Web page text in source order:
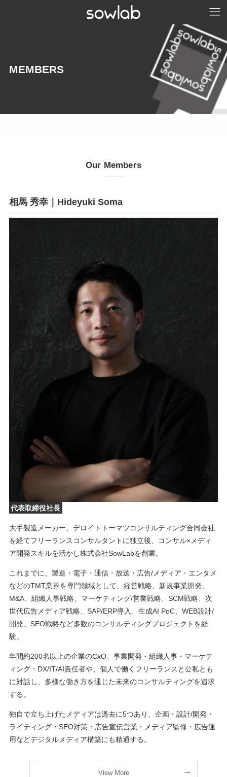
MEMBERS
Our Members
相馬 秀幸｜Hideyuki Soma
代表取締役社長
大手製造メーカー、デロイトトーマツコンサルティング合同会社
を経てフリーランスコンサルタントに独立後、コンサル×メディ
ア開発スキルを活かし株式会社SowLabを創業。
これまでに、製造・電子・通信・放送・広告/メディア・エンタメ
などのTMT業界を専門領域として、経営戦略、新規事業開発、
M&A、組織人事戦略、マーケティング/営業戦略、SCM戦略、次
世代広告メディア戦略、SAP/ERP導入、生成AI PoC、WEB設計/
開発、SEO戦略など多数のコンサルティングプロジェクトを経
験。
年間約200名以上の企業のCxO、事業開発・組織人事・マーケテ
ィング・DX/IT/AI責任者や、個人で働くフリーランスと公私とも
に対話し、多様な働き方を通じた未来のコンサルティングを追求
する。
独自で立ち上げたメディアは過去に5つあり、企画・設計/開発・
ライティング・SEO対策・広告宣伝営業・メディア監修・広告運
用などデジタルメディア構築にも精通する。
View More